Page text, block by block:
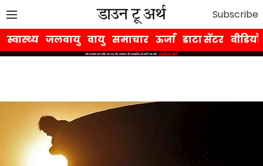
Subscribe
स्वास्थ्य जलवायु वायु समाचार ऊर्जा डाटा सेंटर वीडियो